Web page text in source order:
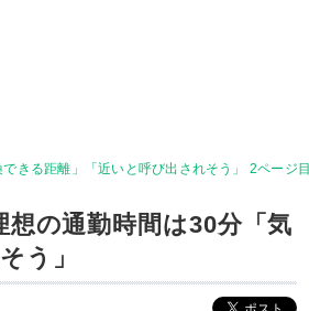
きる距離」「近いと呼び出されそう」 2ページ目
の通勤時間は30分「気
う」